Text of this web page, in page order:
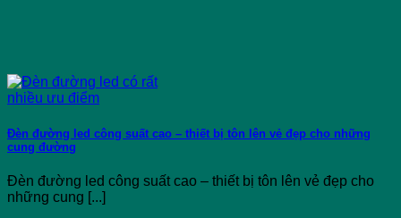
Đèn đường led công suất cao – thiết bị tôn lên vẻ đẹp cho những
cung đường
Đèn đường led công suất cao – thiết bị tôn lên vẻ đẹp cho
những cung [...]